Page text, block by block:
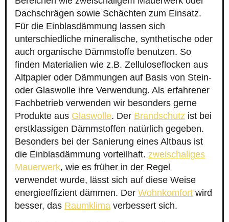
Dachschrägen sowie Schächten zum Einsatz.
Für die Einblasdämmung lassen sich
unterschiedliche mineralische, synthetische oder
auch organische Dämmstoffe benutzen. So
finden Materialien wie z.B. Zelluloseflocken aus
Altpapier oder Dämmungen auf Basis von Stein-
oder Glaswolle ihre Verwendung. Als erfahrener
Fachbetrieb verwenden wir besonders gerne
Produkte aus Glaswolle. Der Brandschutz ist bei
erstklassigen Dämmstoffen natürlich gegeben.
Besonders bei der Sanierung eines Altbaus ist
die Einblasdämmung vorteilhaft. zweischaliges
Mauerwerk, wie es früher in der Regel
verwendet wurde, lässt sich auf diese Weise
energieeffizient dämmen. Der Wohnkomfort wird
besser, das Raumklima verbessert sich.